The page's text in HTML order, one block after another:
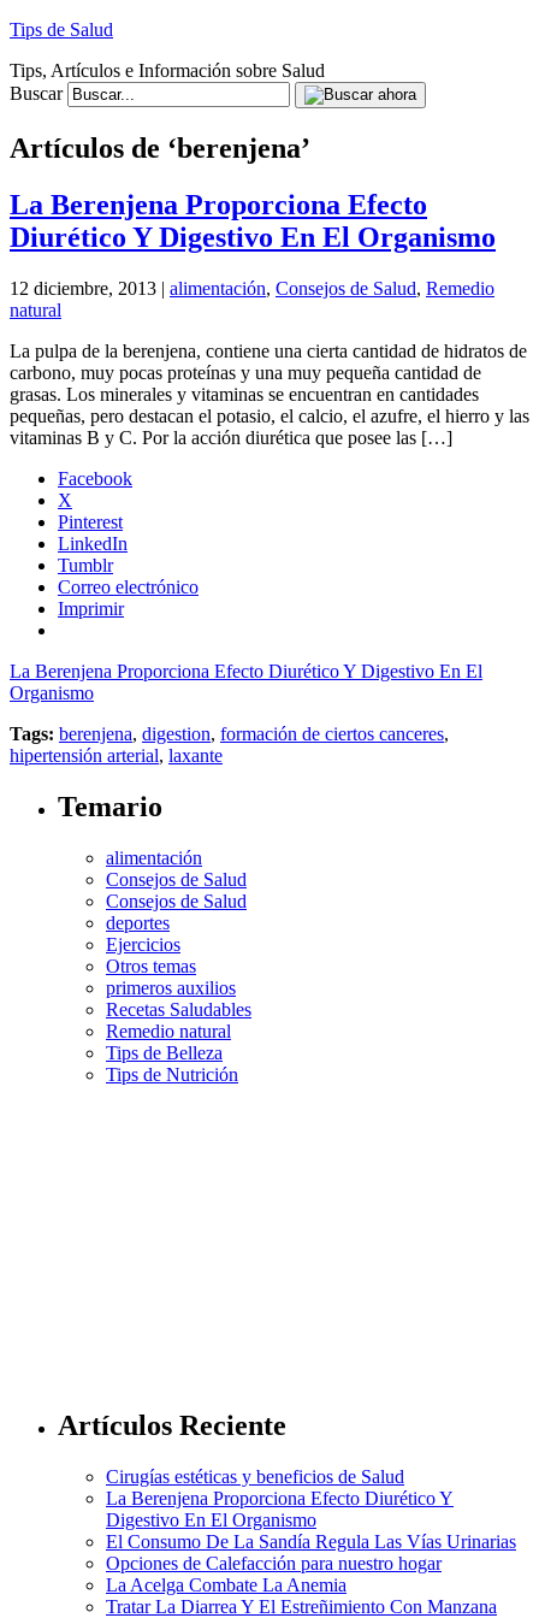
Tips de Salud
Tips, Artículos e Información sobre Salud
Buscar
Artículos de ‘berenjena’
La Berenjena Proporciona Efecto
Diurético Y Digestivo En El Organismo
12 diciembre, 2013 | alimentación, Consejos de Salud, Remedio
natural
La pulpa de la berenjena, contiene una cierta cantidad de hidratos de
carbono, muy pocas proteínas y una muy pequeña cantidad de
grasas. Los minerales y vitaminas se encuentran en cantidades
pequeñas, pero destacan el potasio, el calcio, el azufre, el hierro y las
vitaminas B y C. Por la acción diurética que posee las […]
Facebook
X
Pinterest
LinkedIn
Tumblr
Correo electrónico
Imprimir
La Berenjena Proporciona Efecto Diurético Y Digestivo En El
Organismo
Tags: berenjena, digestion, formación de ciertos canceres,
hipertensión arterial, laxante
Temario
alimentación
Consejos de Salud
Consejos de Salud
deportes
Ejercicios
Otros temas
primeros auxilios
Recetas Saludables
Remedio natural
Tips de Belleza
Tips de Nutrición
Artículos Reciente
Cirugías estéticas y beneficios de Salud
La Berenjena Proporciona Efecto Diurético Y
Digestivo En El Organismo
El Consumo De La Sandía Regula Las Vías Urinarias
Opciones de Calefacción para nuestro hogar
La Acelga Combate La Anemia
Tratar La Diarrea Y El Estreñimiento Con Manzana